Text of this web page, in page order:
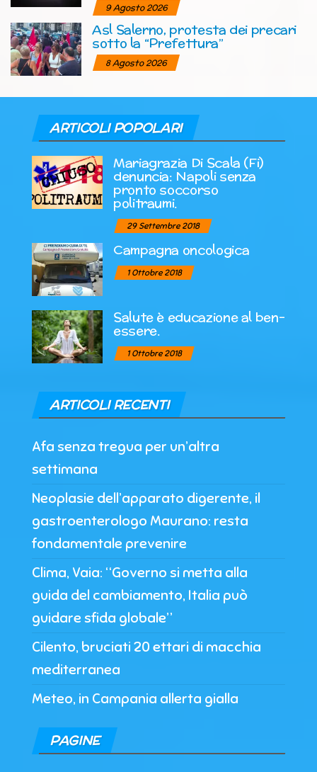
9 Agosto 2026
Asl Salerno, protesta dei precari
sotto la “Prefettura”
8 Agosto 2026
ARTICOLI POPOLARI
Mariagrazia Di Scala (Fi)
denuncia: Napoli senza
pronto soccorso
politraumi.
29 Settembre 2018
Campagna oncologica
1 Ottobre 2018
Salute è educazione al ben-
essere.
1 Ottobre 2018
ARTICOLI RECENTI
Afa senza tregua per un’altra
settimana
Neoplasie dell’apparato digerente, il
gastroenterologo Maurano: resta
fondamentale prevenire
Clima, Vaia: “Governo si metta alla
guida del cambiamento, Italia può
guidare sfida globale”
Cilento, bruciati 20 ettari di macchia
mediterranea
Meteo, in Campania allerta gialla
PAGINE